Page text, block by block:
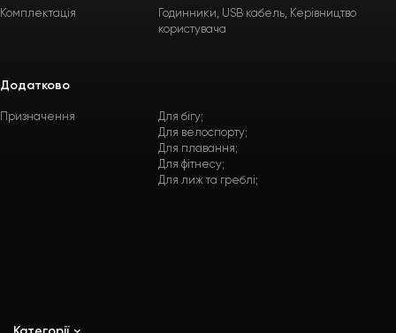
Комплектація
Годинники, USB кабель, Керівництво
користувача
Додатково
Призначення
Для бігу;
Для велоспорту;
Для плавання;
Для фітнесу;
Для лиж та греблі;